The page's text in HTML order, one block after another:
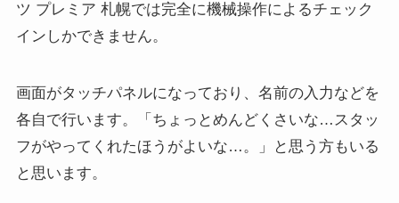
ツ プレミア 札幌では完全に機械操作によるチェック
インしかできません。
画面がタッチパネルになっており、名前の入力などを
各自で行います。「ちょっとめんどくさいな…スタッ
フがやってくれたほうがよいな…。」と思う方もいる
と思います。